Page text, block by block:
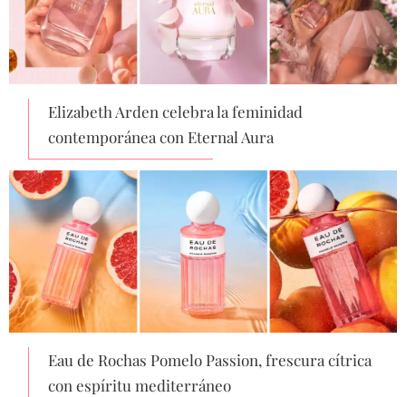
Elizabeth Arden celebra la feminidad
contemporánea con Eternal Aura
Eau de Rochas Pomelo Passion, frescura cítrica
con espíritu mediterráneo